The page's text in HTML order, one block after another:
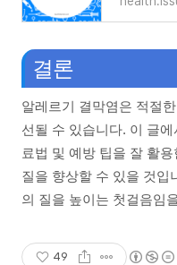
결론
알레르기 결막염은 적절
선될 수 있습니다. 이 글
료법 및 예방 팁을 잘 활
질을 향상할 수 있을 것입
의 질을 높이는 첫걸음임
49